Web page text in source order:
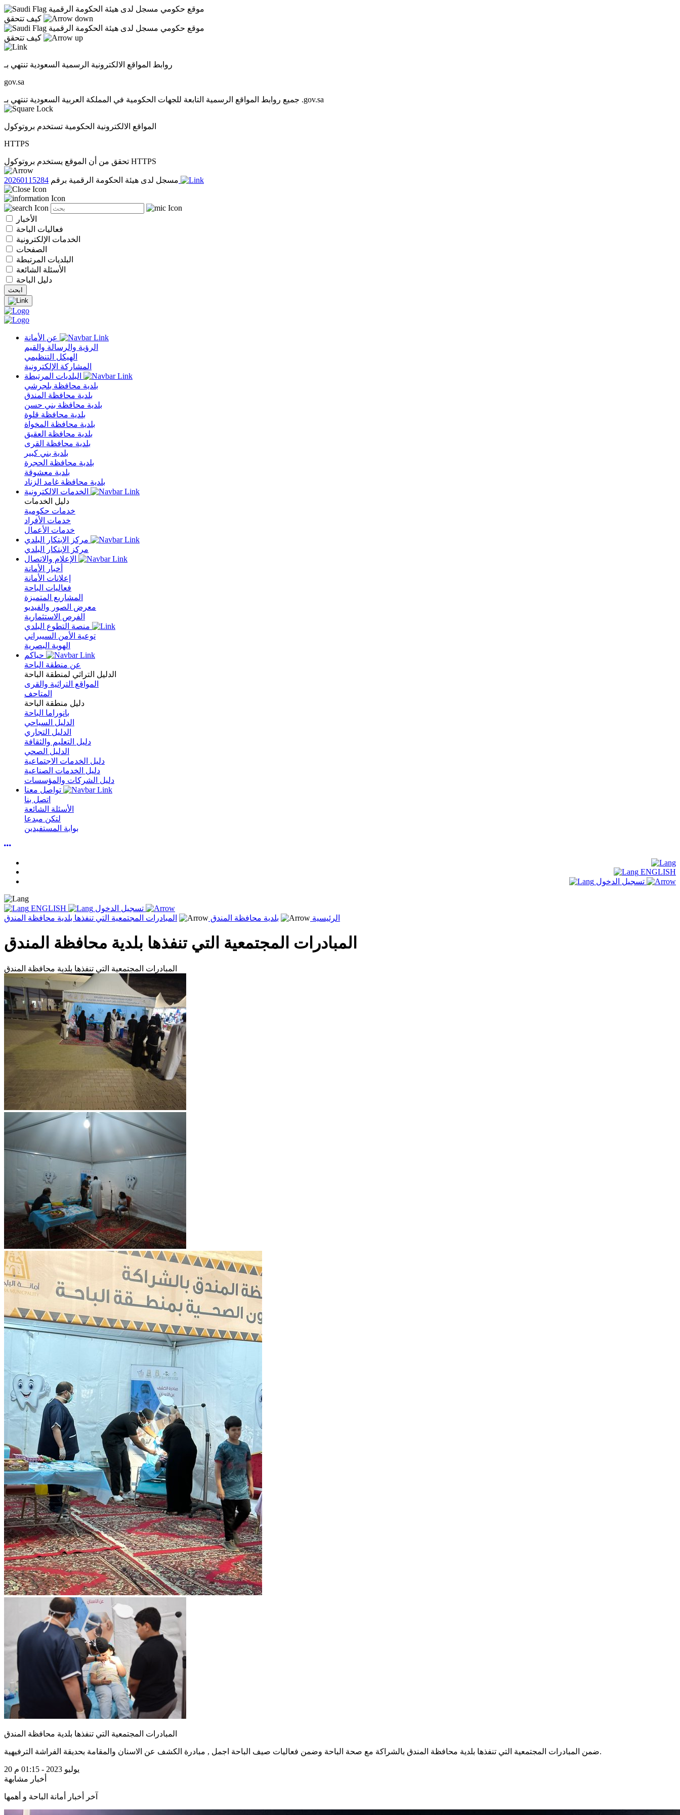
موقع حكومي مسجل لدى هيئة الحكومة الرقمية
موقع حكومي مسجل لدى هيئة الحكومة الرقمية
روابط المواقع الالكترونية الرسمية السعودية تنتهي بـ
gov.sa
جميع روابط المواقع الرسمية التابعة للجهات الحكومية في المملكة العربية السعودية تنتهي بـ .gov.sa
المواقع الالكترونية الحكومية تستخدم بروتوكول
HTTPS
تحقق من أن الموقع يستخدم بروتوكول HTTPS
مسجل لدى هيئة الحكومة الرقمية برقم
الأخبار
فعاليات الباحة
الخدمات الإلكترونية
الصفحات
البلديات المرتبطة
الأسئلة الشائعة
دليل الباحة
الرؤية والرسالة والقيم
الهيكل التنظيمي
المشاركة الإلكترونية
بلدية محافظة بلجرشي
بلدية محافظة المندق
بلدية محافظة بني حسن
بلدية محافظة قلوة
بلدية محافظة المخواة
بلدية محافظة العقيق
بلدية محافظة القرى
بلدية بني كبير
بلدية محافظة الحجرة
بلدية معشوقة
بلدية محافظة غامد الزناد
دليل الخدمات
خدمات حكومية
خدمات الأفراد
خدمات الأعمال
مركز الإبتكار البلدي
أخبار الأمانة
إعلانات الأمانة
فعاليات الباحة
المشاريع المتميزة
معرض الصور والفيديو
الفرص الاستثمارية
منصة التطوع البلدي
توعية الأمن السيبراني
الهوية البصرية
عن منطقة الباحة
الدليل التراثي لمنطقة الباحة
المواقع التراثية والقرى
المتاحف
دليل منطقة الباحة
بانوراما الباحة
الدليل السياحي
الدليل التجاري
دليل التعليم والثقافة
الدليل الصحي
دليل الخدمات الاجتماعية
دليل الخدمات الصناعية
دليل الشركات والمؤسسات
اتصل بنا
الأسئلة الشائعة
لتكن مبدعا
بوابة المستفيدين
ENGLISH
تسجيل الدخول
ENGLISH
تسجيل الدخول
الرئيسية
بلدية محافظة المندق المبادرات المجتمعية التي تنفذها بلدية محافظة المندق
المبادرات المجتمعية التي تنفذها بلدية محافظة المندق
المبادرات المجتمعية التي تنفذها بلدية محافظة المندق
المبادرات المجتمعية التي تنفذها بلدية محافظة المندق
ضمن المبادرات المجتمعية التي تنفذها بلدية محافظة المندق بالشراكة مع صحة الباحة وضمن فعاليات صيف الباحة اجمل , مبادرة الكشف عن الاسنان والمقامة بحديقة الفراشة الترفيهية.
20 يوليو 2023 - 01:15 م
أخبار مشابهة
آخر أخبار أمانة الباحة و أهمها